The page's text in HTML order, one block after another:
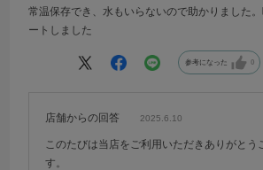
常温保存でき、水もいらないので助かりました
ートしました
参考になった 0
店舗からの回答 2025.6.10
このたびは当店をご利用いただきありがとう
す。